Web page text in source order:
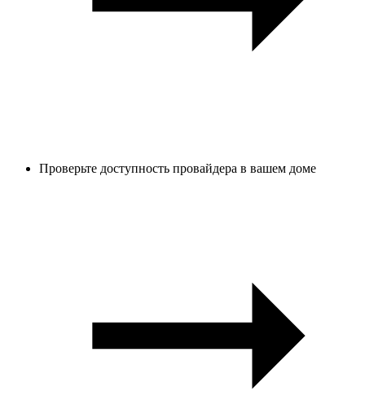
Проверьте доступность провайдера в вашем доме